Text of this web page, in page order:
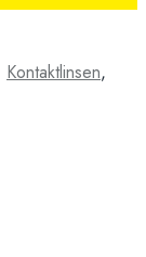
Kontaktlinsen,